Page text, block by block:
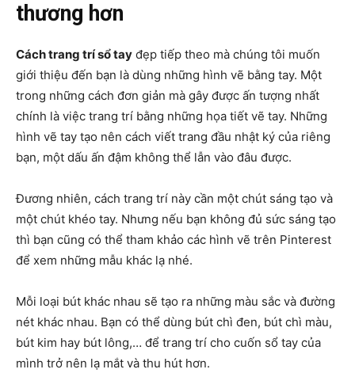
thương hơn
Cách trang trí sổ tay đẹp tiếp theo mà chúng tôi muốn
giới thiệu đến bạn là dùng những hình vẽ bằng tay. Một
trong những cách đơn giản mà gây được ấn tượng nhất
chính là việc trang trí bằng những họa tiết vẽ tay. Những
hình vẽ tay tạo nên cách viết trang đầu nhật ký của riêng
bạn, một dấu ấn đậm không thể lẫn vào đâu được.
Đương nhiên, cách trang trí này cần một chút sáng tạo và
một chút khéo tay. Nhưng nếu bạn không đủ sức sáng tạo
thì bạn cũng có thể tham khảo các hình vẽ trên Pinterest
để xem những mẫu khác lạ nhé.
Mỗi loại bút khác nhau sẽ tạo ra những màu sắc và đường
nét khác nhau. Bạn có thể dùng bút chì đen, bút chì màu,
bút kim hay bút lông,… để trang trí cho cuốn sổ tay của
mình trở nên lạ mắt và thu hút hơn.